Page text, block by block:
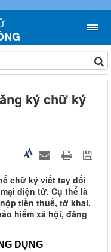
ký chữ ký
chữ ký viết tay đối
điện tử. Cụ thể là
tiền thuế, tờ khai,
hiểm xã hội, đăng
DỤNG